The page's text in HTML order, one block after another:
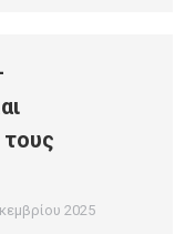
τους
2025